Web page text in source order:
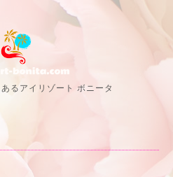
るアイリゾート ボニータ